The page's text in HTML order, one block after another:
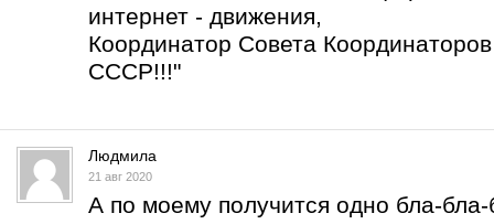
интернет - движения,
Координатор Совета
СССР!!!"
Людмила
21 авг 2020
А по моему получится одно бла-бла-